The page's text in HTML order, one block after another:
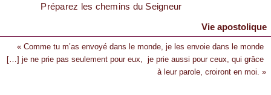
Préparez les chemins du Seigneur
Vie apostolique
« Comme tu m’as envoyé dans le monde, je les envoie dans le monde
[…] je ne prie pas seulement pour eux, je prie aussi pour ceux, qui grâce
à leur parole, croiront en moi. »